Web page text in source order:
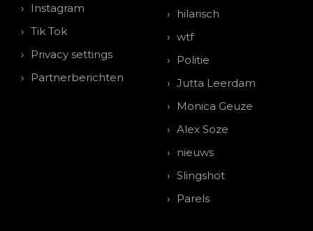
Instagram
Tik Tok
Privacy settings
Partnerberichten
hilarisch
wtf
Politie
Jutta Leerdam
Monica Geuze
Alex Soze
nieuws
Slingshot
Parels